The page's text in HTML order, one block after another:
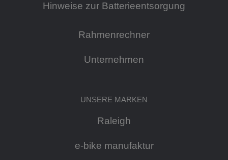
Hinweise zur Batterieentsorgung
Rahmenrechner
Unternehmen
UNSERE MARKEN
Raleigh
e-bike manufaktur